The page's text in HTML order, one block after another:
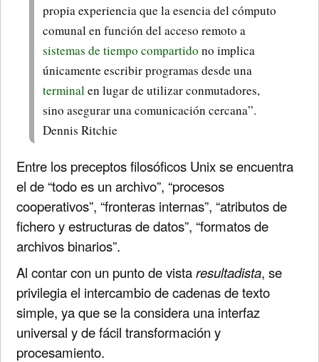
propia experiencia que la esencia del cómputo
comunal en función del acceso remoto a
sistemas de tiempo compartido no implica
únicamente escribir programas desde una
terminalen lugar de utilizar conmutadores,
sino asegurar una comunicación cercana”.
Dennis Ritchie
Entre los preceptos filosóficos Unix se encuentra
el de “todo es un archivo”, “procesos
cooperativos”, “fronteras internas”, “atributos de
fichero y estructuras de datos”, “formatos de
archivos binarios”.
Al contar con un punto de vistaresultadista, se
privilegia el intercambio de cadenas de texto
simple, ya que se la considera una interfaz
universal y de fácil transformación y
procesamiento.